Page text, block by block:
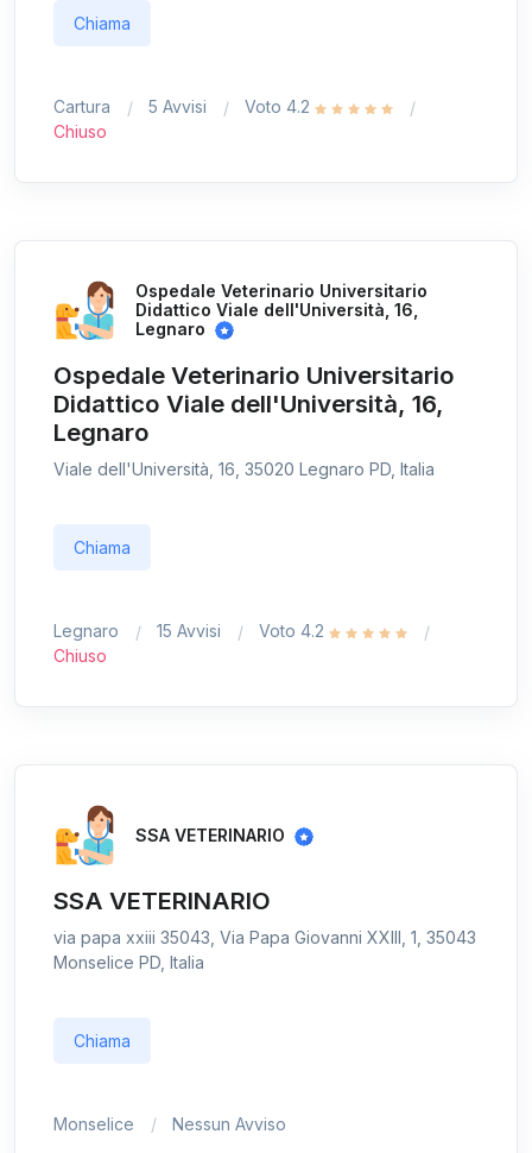
Chiama
Cartura 5 Avvisi
Voto 4.2
Chiuso
Ospedale Veterinario Universitario
Didattico Viale dell'Università, 16,
Legnaro
Ospedale Veterinario Universitario
Didattico Viale dell'Università, 16,
Legnaro
Viale dell'Università, 16, 35020 Legnaro PD, Italia
Chiama
Legnaro 15 Avvisi
Voto 4.2
Chiuso
SSA VETERINARIO
SSA VETERINARIO
via papa xxiii 35043, Via Papa Giovanni XXIII, 1, 35043
Monselice PD, Italia
Chiama
Monselice Nessun Avviso